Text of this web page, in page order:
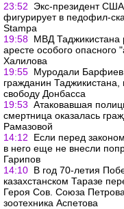
23:52
Экс-президент
фигурирует в педофил-
Stampa
19:58 МВД Таджикистана
аресте особого
Халилова
19:55 Муродали
гражданин Таджикистана,
свободу Донбасса
19:53 Атаковавшая
смертница оказалась
Рамазовой
14:12
Если перед
в него еще не внесли
Гарипов
14:10 В год 70-летия
казахстанском Таразе
Героя Сов. Союза
зоотехника Аспетова